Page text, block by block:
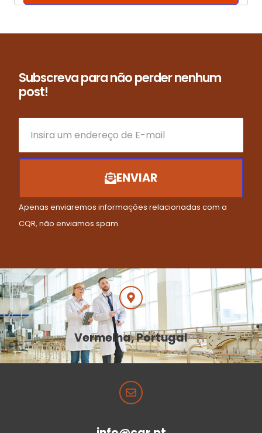
Subscreva para não perder nenhum
post!
ENVIAR
Apenas enviaremos informações relacionadas com a
CQR, não enviamos spam.
Vermelha, Portugal